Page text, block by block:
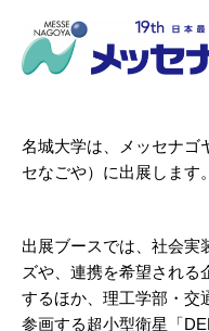
名城大学は、メッセナゴ
セなごや）に出展します。
出展ブースでは、社会実
ズや、連携を希望される
するほか、理工学部・交
参画する超小型衛星「